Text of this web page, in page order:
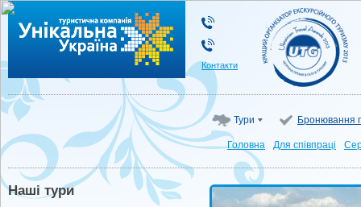
Туристична компанія "Унікальна Україна"
Контакти
Тури Бронювання
Головна Для cпівпраці
Наші тури